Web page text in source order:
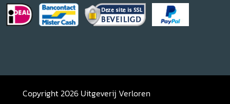
Copyright 2026 Uitgeverij Verloren